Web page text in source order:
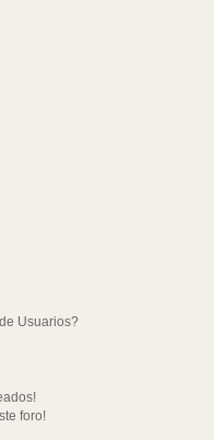
Usuarios?
foro!